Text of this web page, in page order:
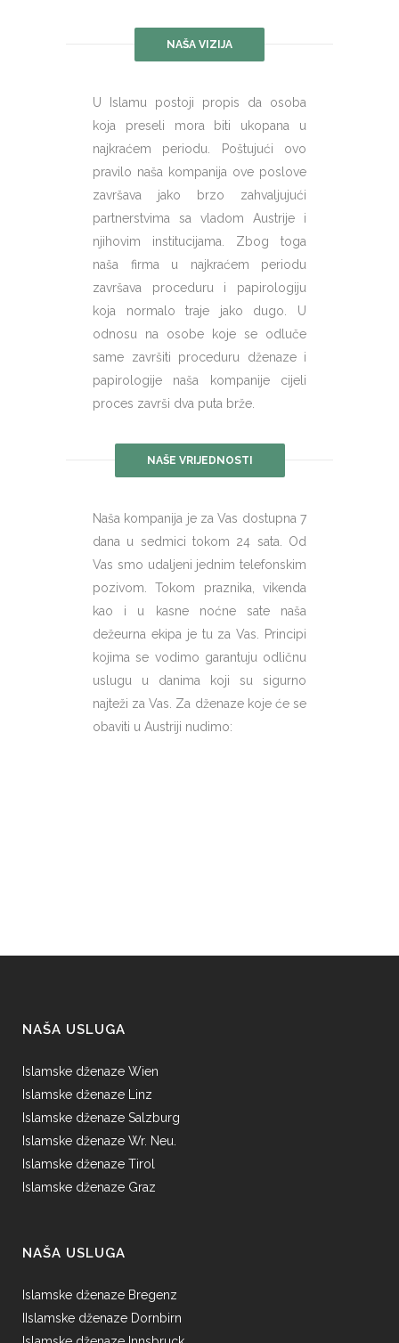
NAŠA VIZIJA
U Islamu postoji propis da osoba
koja preseli mora biti ukopana u
najkraćem periodu. Poštujući ovo
pravilo naša kompanija ove poslove
završava jako brzo zahvaljujući
partnerstvima sa vladom Austrije i
njihovim institucijama. Zbog toga
naša firma u najkraćem periodu
završava proceduru i papirologiju
koja normalo traje jako dugo. U
odnosu na osobe koje se odluče
same završiti proceduru dženaze i
papirologije naša kompanije cijeli
proces završi dva puta brže.
NAŠE VRIJEDNOSTI
Naša kompanija je za Vas dostupna 7
dana u sedmici tokom 24 sata. Od
Vas smo udaljeni jednim telefonskim
pozivom. Tokom praznika, vikenda
kao i u kasne noćne sate naša
dežeurna ekipa je tu za Vas. Principi
kojima se vodimo garantuju odličnu
uslugu u danima koji su sigurno
najteži za Vas. Za dženaze koje će se
obaviti u Austriji nudimo:
NAŠA USLUGA
Islamske dženaze Wien
Islamske dženaze Linz
Islamske dženaze Salzburg
Islamske dženaze Wr. Neu.
Islamske dženaze Tirol
Islamske dženaze Graz
NAŠA USLUGA
Islamske dženaze Bregenz
IIslamske dženaze Dornbirn